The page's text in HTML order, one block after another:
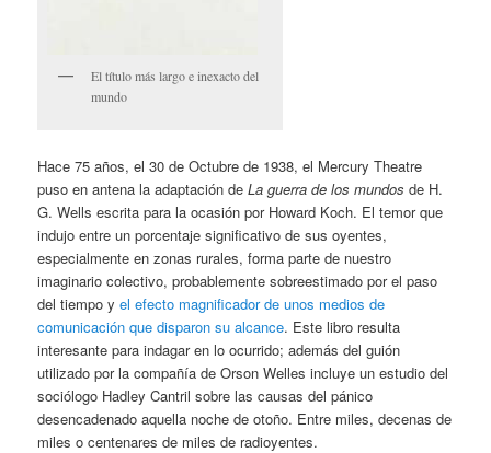
El título más largo e inexacto del
mundo
Hace 75 años, el 30 de Octubre de 1938, el Mercury Theatre
puso en antena la adaptación deLa guerra de los mundos de H.
G. Wells escrita para la ocasión por Howard Koch. El temor que
indujo entre un porcentaje significativo de sus oyentes,
especialmente en zonas rurales, forma parte de nuestro
imaginario colectivo, probablemente sobreestimado por el paso
del tiempo yel efecto magnificador de unos medios de
comunicación que disparon su alcance. Este libro resulta
interesante para indagar en lo ocurrido; además del guión
utilizado por la compañía de Orson Welles incluye un estudio del
sociólogo Hadley Cantril sobre las causas del pánico
desencadenado aquella noche de otoño. Entre miles, decenas de
miles o centenares de miles de radioyentes.